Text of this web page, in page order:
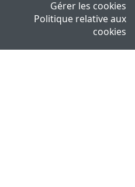
Gérer les cookies
Politique relative aux
cookies